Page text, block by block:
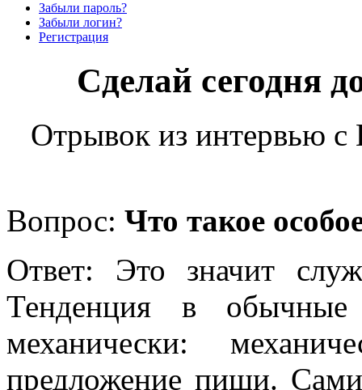
Забыли пароль?
Забыли логин?
Регистрация
Сделай сегодня
Отрывок из интервью с
Вопрос: Что такое
Ответ: Это значит
Тенденция в обычные
механически:
предложение пищи.